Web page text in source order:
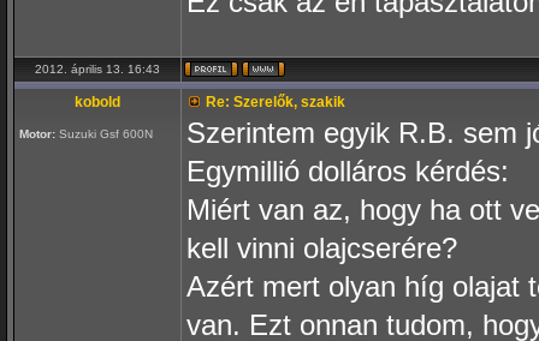
2012. április 13. 16:43
kobold
Motor: Suzuki Gsf 600N
Re: Szerelők, szakik
Szerintem egyik R.B. sem
Egymillió dolláros kérdés:
Miért van az, hogy ha ott
kell vinni olajcserére?
Azért mert olyan híg olajat
van. Ezt onnan tudom,